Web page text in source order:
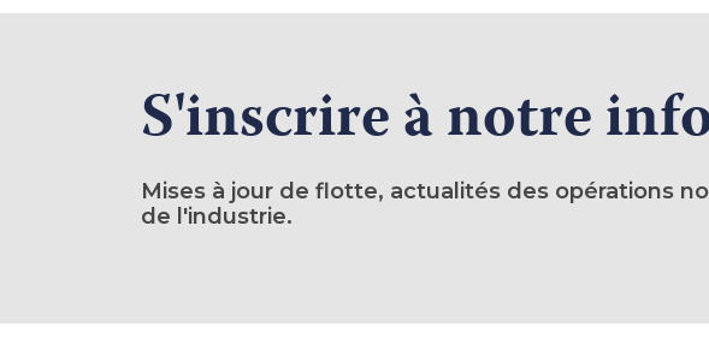
S'inscrire à notre
Mises à jour de flotte, actualités des opérations
de l'industrie.